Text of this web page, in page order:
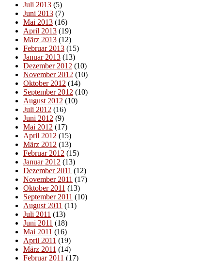
Juli 2013 (5)
Juni 2013 (7)
Mai 2013 (16)
April 2013 (19)
März 2013 (12)
Februar 2013 (15)
Januar 2013 (13)
Dezember 2012 (10)
November 2012 (10)
Oktober 2012 (14)
September 2012 (10)
August 2012 (10)
Juli 2012 (16)
Juni 2012 (9)
Mai 2012 (17)
April 2012 (15)
März 2012 (13)
Februar 2012 (15)
Januar 2012 (13)
Dezember 2011 (12)
November 2011 (17)
Oktober 2011 (13)
September 2011 (10)
August 2011 (11)
Juli 2011 (13)
Juni 2011 (18)
Mai 2011 (16)
April 2011 (19)
März 2011 (14)
Februar 2011 (17)